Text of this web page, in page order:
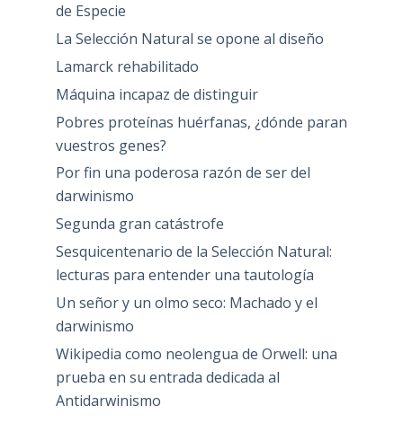
de Especie
La Selección Natural se opone al diseño
Lamarck rehabilitado
Máquina incapaz de distinguir
Pobres proteínas huérfanas, ¿dónde paran
vuestros genes?
Por fin una poderosa razón de ser del
darwinismo
Segunda gran catástrofe
Sesquicentenario de la Selección Natural:
lecturas para entender una tautología
Un señor y un olmo seco: Machado y el
darwinismo
Wikipedia como neolengua de Orwell: una
prueba en su entrada dedicada al
Antidarwinismo